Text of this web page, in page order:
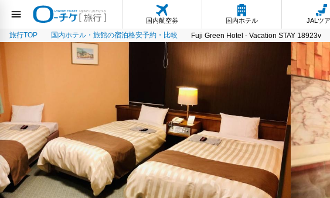
国内航空券 国内ホテル JALツ
旅行TOP 国内ホテル・旅館の宿泊格安予約・比較 Fuji Green Hotel - Vacation STAY 18923v